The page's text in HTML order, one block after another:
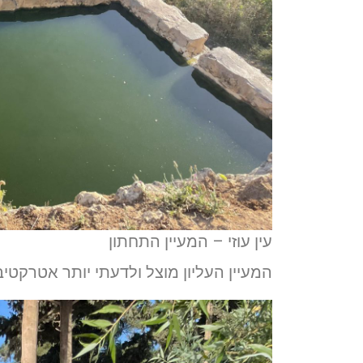
עין עוזי – המעיין התחתון
המעיין העליון מוצל ולדעתי יותר